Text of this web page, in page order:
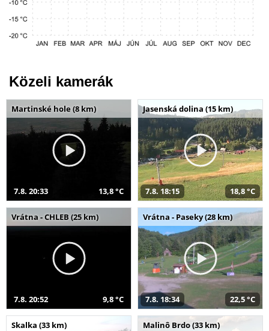
Közeli kamerák
Martinské hole (8 km)
7.8. 20:33 13,8 °C
Jasenská dolina (15 km)
7.8. 18:15 18,8 °C
Vrátna - CHLEB (25 km)
7.8. 20:52 9,8 °C
Vrátna - Paseky (28 km)
7.8. 18:34 22,5 °C
Skalka (33 km) Malinô Brdo (33 km)